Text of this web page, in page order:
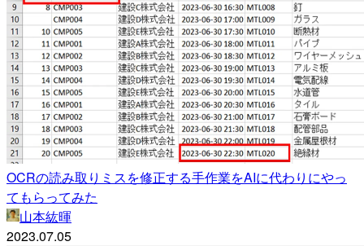
OCRの読み取りミスを修正する手作業をAIに代わりにやっ
てもらってみた
山本紘暉
2023.07.05